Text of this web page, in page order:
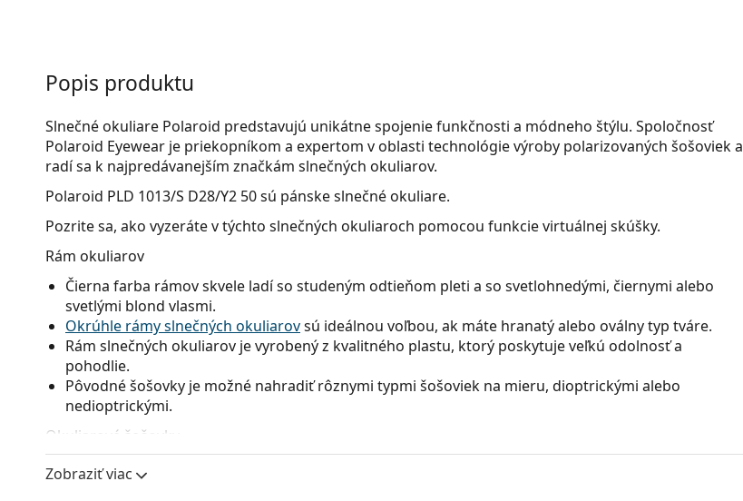
Popis produktu
Slnečné okuliare Polaroid predstavujú unikátne spojenie funkčnosti a módneho štýlu. Spoločnosť
Polaroid Eyewear je priekopníkom a expertom v oblasti technológie výroby polarizovaných šošoviek a
radí sa k najpredávanejším značkám slnečných okuliarov.
Polaroid PLD 1013/S D28/Y2 50sú pánske slnečné okuliare.
Pozrite sa, ako vyzeráte v týchto slnečných okuliaroch pomocou funkcie virtuálnej skúšky.
Rám okuliarov
Čierna farba rámov skvele ladí so studeným odtieňom pleti a so svetlohnedými, čiernymi alebo
svetlými blond vlasmi.
Okrúhle rámy slnečných okuliarovsú ideálnou voľbou, ak máte hranatý alebo oválny typ tváre.
Rám slnečných okuliarov je vyrobený z kvalitného plastu, ktorý poskytuje veľkú odolnosť a
pohodlie.
Pôvodné šošovky je možné nahradiť rôznymi typmi šošoviek na mieru, dioptrickými alebo
nedioptrickými.
Okuliarové šošovky
Sivé sklá okuliarov zmierňujú intenzitu svetla a sú skvelá pre oči, pretože neovplyvňujú kontrast ani
neskresľujú farby.
Zobraziť viac